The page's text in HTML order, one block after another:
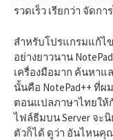
รวดเร็ว เรียกว่า จัดก
สำหรับโปรแกรมแก้ไ
อย่างยาวนาน
เครื่องมือมาก ค้นหาแ
นั้นคือ NotePad++ ที่
ตอนแปลภาษาไทยให้
ไฟล์ธีมบน Server จะ
ตัวก็ได้ ดูว่า อันไหนคุ